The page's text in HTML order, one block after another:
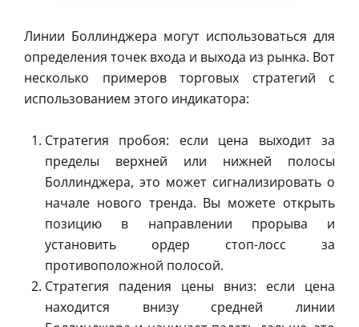
Линии Боллинджера могут использоваться для
определения точек входа и выхода из рынка. Вот
несколько примеров торговых стратегий с
использованием этого индикатора:
Стратегия пробоя: если цена выходит за
пределы верхней или нижней полосы
Боллинджера, это может сигнализировать о
начале нового тренда. Вы можете открыть
позицию в направлении прорыва и
установить ордер стоп-лосс за
противоположной полосой.
Стратегия падения цены вниз: если цена
находится внизу средней линии